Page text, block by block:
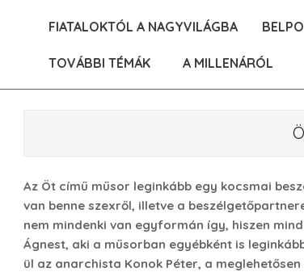
FIATALOKTÓL A NAGYVILÁGBA
TOVÁBBI TÉMÁK A MILLENÁRÓL
Az Öt című műsor leginkább egy kocsmai
van benne szexről, illetve a
nem mindenki van egyformán így, hiszen
Ágnest, aki a műsorban egyébként is
ül az anarchista Konok Péter, a